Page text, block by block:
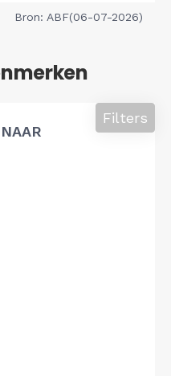
Bron: ABF(06-07-2026)
Filters